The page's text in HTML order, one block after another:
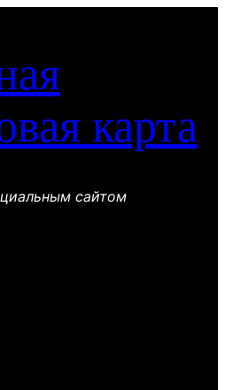
карта
сайтом